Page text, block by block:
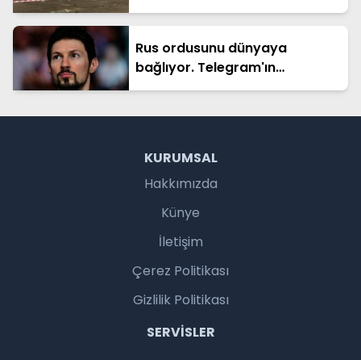
Rus ordusunu dünyaya
bağlıyor. Telegram'ın
kurucusuna ceza soruşturması
KURUMSAL
Hakkımızda
Künye
İletişim
Çerez Politikası
Gizlilik Politikası
SERVISLER